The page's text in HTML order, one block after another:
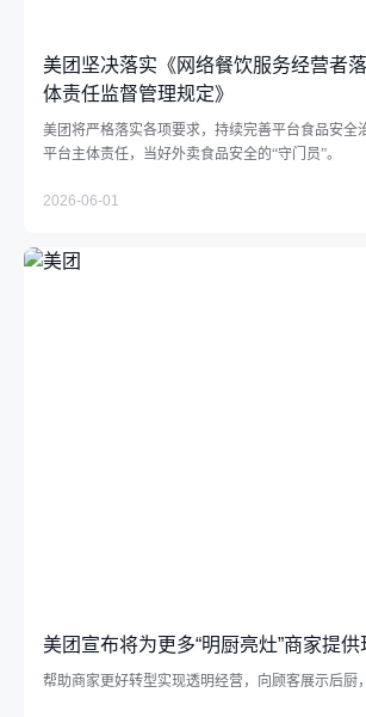
参与应急救灾
下载中心
美团坚决落实《网络餐饮服务经营者
体责任监督管理规定》
美团将严格落实各项要求，持续完善平台食品安全
平台主体责任，当好外卖食品安全的“守门员”。
2026-06-01
美团宣布将为更多“明厨亮灶”商家提
帮助商家更好转型实现透明经营，向顾客展示后厨